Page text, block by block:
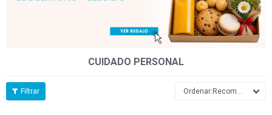
CUIDADO PERSONAL
Recomendados